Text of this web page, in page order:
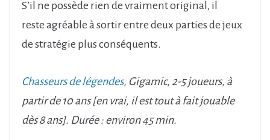
S’il ne possède rien de vraiment original, il
reste agréable à sortir entre deux parties de jeux
de stratégie plus conséquents.
Chasseurs de légendes, Gigamic, 2-5 joueurs, à
partir de 10 ans [en vrai, il est tout à fait jouable
dès 8 ans]. Durée : environ 45 min.